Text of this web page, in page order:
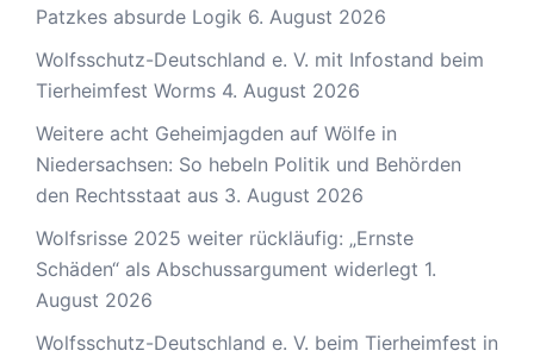
Patzkes absurde Logik 6. August 2026
Wolfsschutz-Deutschland e. V. mit Infostand beim
Tierheimfest Worms 4. August 2026
Weitere acht Geheimjagden auf Wölfe in
Niedersachsen: So hebeln Politik und Behörden
den Rechtsstaat aus 3. August 2026
Wolfsrisse 2025 weiter rückläufig: „Ernste
Schäden“ als Abschussargument widerlegt 1.
August 2026
Wolfsschutz-Deutschland e. V. beim Tierheimfest in